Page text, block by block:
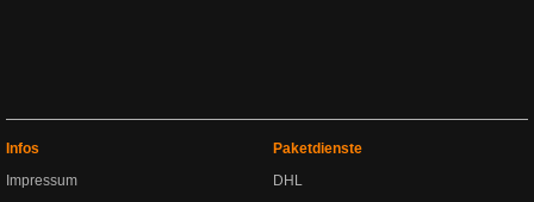
Infos
Impressum
Paketdienste
DHL